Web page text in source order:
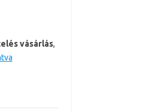
vásárlás,